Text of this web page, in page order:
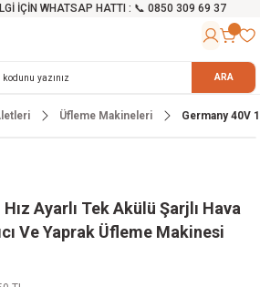
İÇİN WHATSAP HATTI : 📞 0850 309 69 37
ARA
Üfleme Makineleri Germany 40V
Ayarlı Tek Akülü Şarjlı Hava
Ve Yaprak Üfleme Makinesi